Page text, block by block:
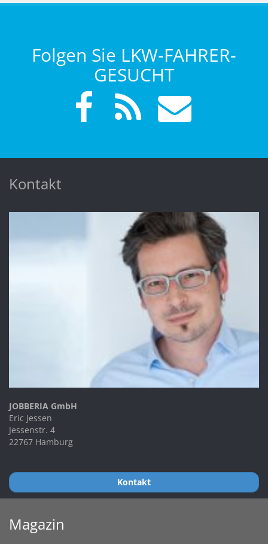
Folgen Sie LKW-FAHRER-
GESUCHT
Kontakt
JOBBERIA GmbH
Eric Jessen
Jessenstr. 4
22767 Hamburg
Kontakt
Magazin